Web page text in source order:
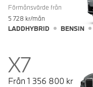
Förmånsvärde från
5 728 kr/mån
LADDHYBRID
BENSIN
X7
Från 1 356 800 kr